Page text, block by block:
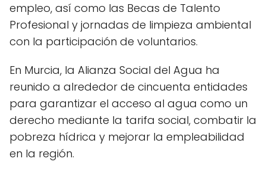
empleo, así como las Becas de Talento
Profesional y jornadas de limpieza ambiental
con la participación de voluntarios.
En Murcia, la Alianza Social del Agua ha
reunido a alrededor de cincuenta entidades
para garantizar el acceso al agua como un
derecho mediante la tarifa social, combatir la
pobreza hídrica y mejorar la empleabilidad
en la región.